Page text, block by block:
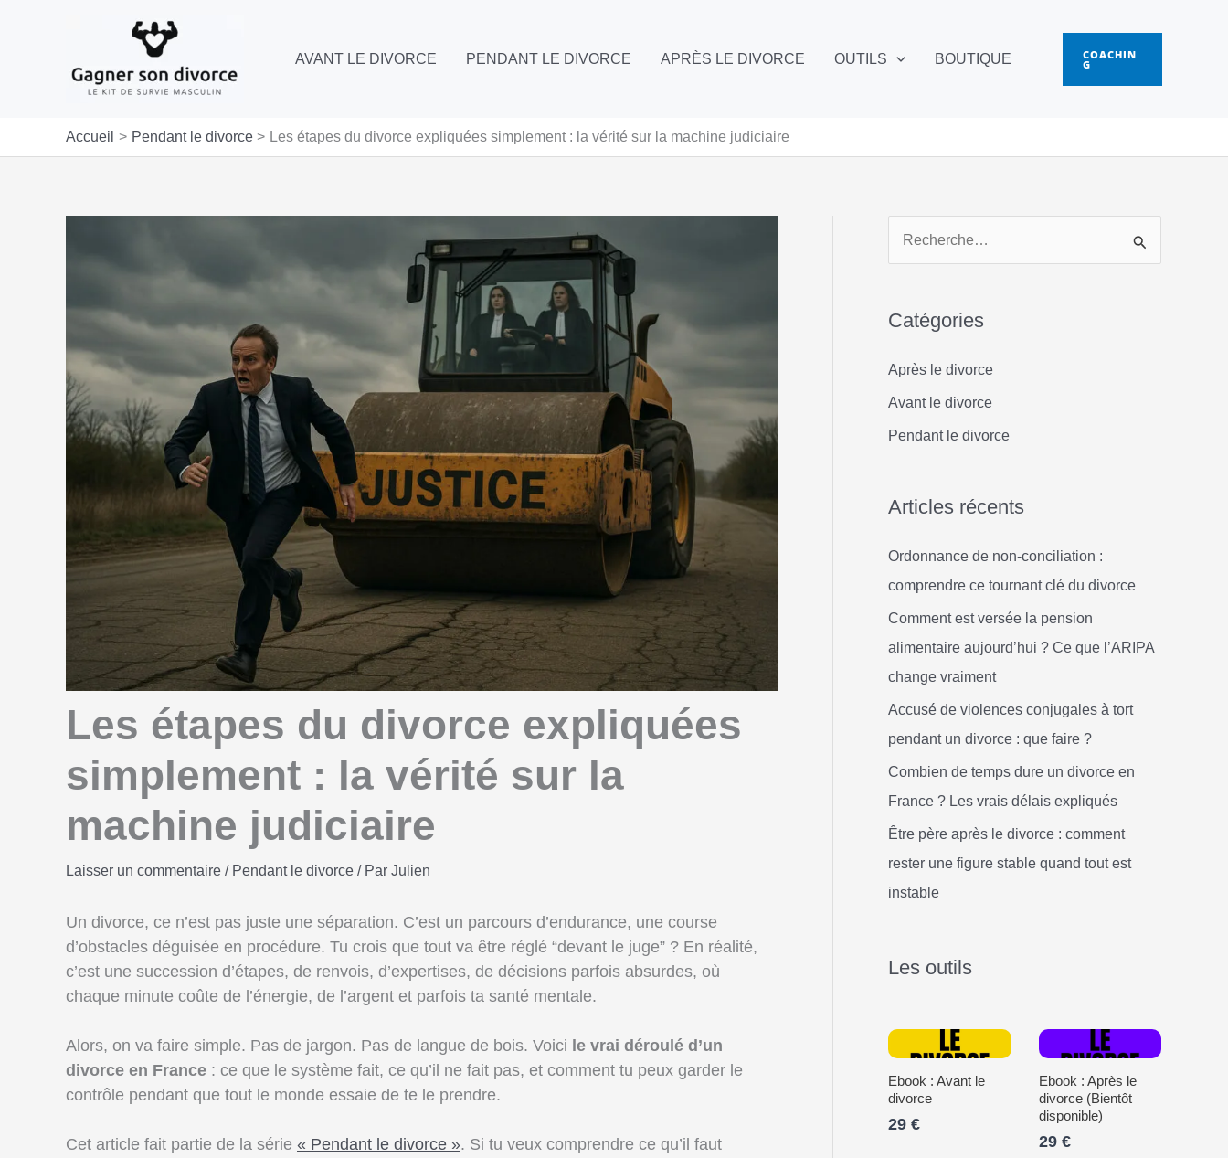
AVANT LE DIVORCE PENDANT LE DIVORCE APRÈS LE DIVORCE OUTILS BOUTIQUE COACHIN
G
Accueil Pendant le divorce Les étapes du divorce expliquées simplement : la vérité sur la machine judiciaire
Les étapes du divorce expliquées
simplement : la vérité sur la
machine judiciaire
Laisser un commentaire / Pendant le divorce / Par Julien
Un divorce, ce n’est pas juste une séparation. C’est un parcours d’endurance, une course
d’obstacles déguisée en procédure. Tu crois que tout va être réglé “devant le juge” ? En réalité,
c’est une succession d’étapes, de renvois, d’expertises, de décisions parfois absurdes, où
chaque minute coûte de l’énergie, de l’argent et parfois ta santé mentale.
Alors, on va faire simple. Pas de jargon. Pas de langue de bois. Voici le vrai déroulé d’un
divorce en France : ce que le système fait, ce qu’il ne fait pas, et comment tu peux garder le
contrôle pendant que tout le monde essaie de te le prendre.
Cet article fait partie de la série « Pendant le divorce ». Si tu veux comprendre ce qu’il faut
h
r
c
h
:
Catégories
Après le divorce
Avant le divorce
Pendant le divorce
Articles récents
Ordonnance de non-conciliation :
comprendre ce tournant clé du divorce
Comment est versée la pension
alimentaire aujourd’hui ? Ce que l’ARIPA
change vraiment
Accusé de violences conjugales à tort
pendant un divorce : que faire ?
Combien de temps dure un divorce en
France ? Les vrais délais expliqués
Être père après le divorce : comment
rester une figure stable quand tout est
instable
Les outils
Ebook : Avant le
divorce
29 €
Ebook : Après le
divorce (Bientôt
disponible)
29 €